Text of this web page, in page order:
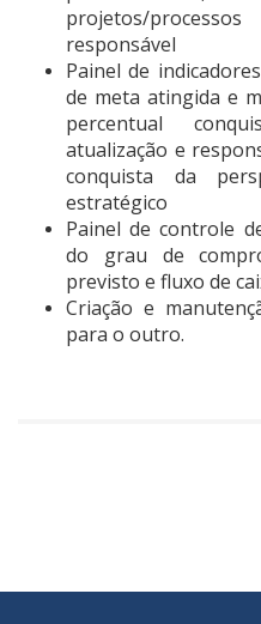
projetos/
responsável
Painel de
de meta atingida e
percentual
atualização e
conquista da
estratégico
Painel de controle
do grau de
previsto e fluxo de
Criação e
para o outro.